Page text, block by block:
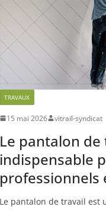
TRAVAUX
15 mai 2026 vitrail-syndicat
Le pantalon de
indispensable
professionnels
Le pantalon de travail est